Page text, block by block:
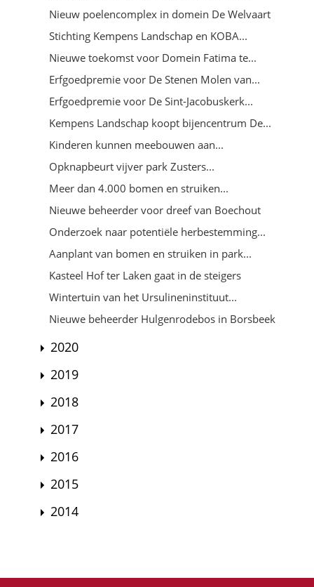
Nieuw poelencomplex in domein De Welvaart
Stichting Kempens Landschap en KOBA...
Nieuwe toekomst voor Domein Fatima te...
Erfgoedpremie voor De Stenen Molen van...
Erfgoedpremie voor De Sint-Jacobuskerk...
Kempens Landschap koopt bijencentrum De...
Kinderen kunnen meebouwen aan...
Opknapbeurt vijver park Zusters...
Meer dan 4.000 bomen en struiken...
Nieuwe beheerder voor dreef van Boechout
Onderzoek naar potentiële herbestemming...
Aanplant van bomen en struiken in park...
Kasteel Hof ter Laken gaat in de steigers
Wintertuin van het Ursulineninstituut...
Nieuwe beheerder Hulgenrodebos in Borsbeek
2020
2019
2018
2017
2016
2015
2014